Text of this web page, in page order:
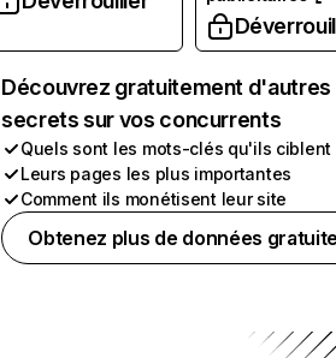
Découvrez gratuitement d'autres
secrets sur vos concurrents
Quels sont les mots-clés qu'ils ciblent
Leurs pages les plus importantes
Comment ils monétisent leur site
Obtenez plus de données